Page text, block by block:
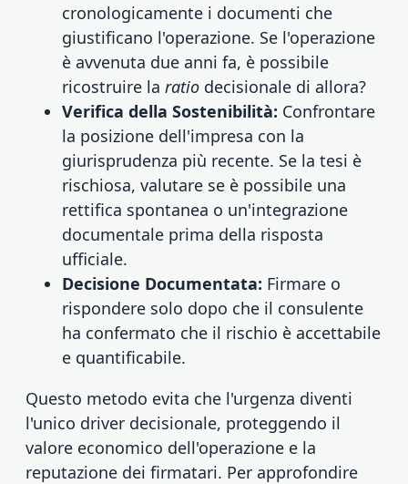
cronologicamente i documenti che
giustificano l'operazione. Se l'operazione
è avvenuta due anni fa, è possibile
ricostruire la ratio decisionale di allora?
Verifica della Sostenibilità: Confrontare
la posizione dell'impresa con la
giurisprudenza più recente. Se la tesi è
rischiosa, valutare se è possibile una
rettifica spontanea o un'integrazione
documentale prima della risposta
ufficiale.
Decisione Documentata: Firmare o
rispondere solo dopo che il consulente
ha confermato che il rischio è accettabile
e quantificabile.
Questo metodo evita che l'urgenza diventi
l'unico driver decisionale, proteggendo il
valore economico dell'operazione e la
reputazione dei firmatari. Per approfondire